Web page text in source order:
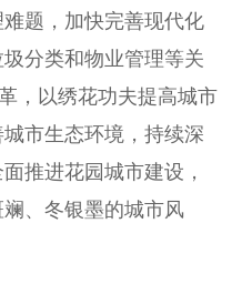
题，加快完善现代化
分类和物业管理等关
，以绣花功夫提高城市
市生态环境，持续深
推进花园城市建设，
、冬银墨的城市风